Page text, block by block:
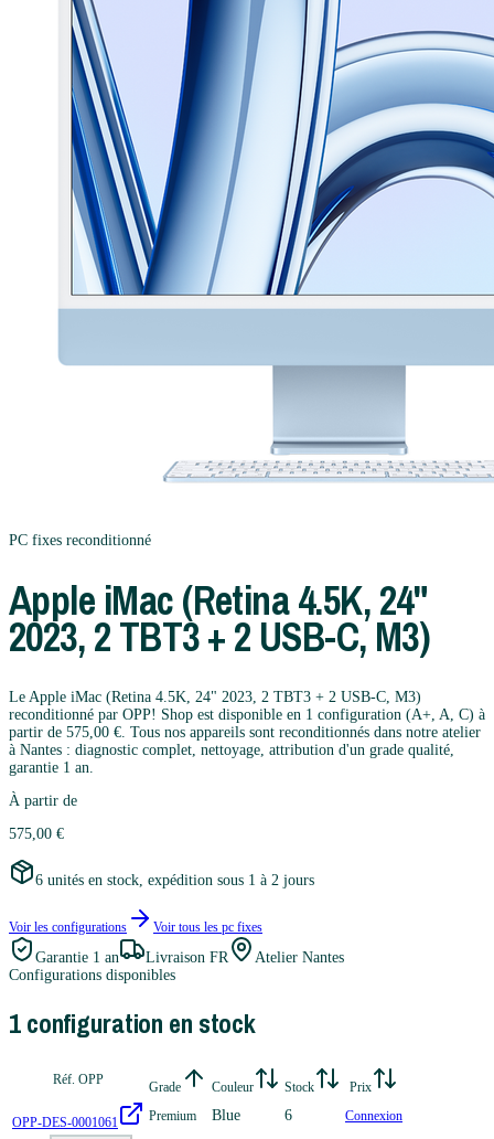
PC fixes reconditionné
Apple iMac (Retina 4.5K, 24"
2023, 2 TBT3 + 2 USB-C, M3)
Le Apple iMac (Retina 4.5K, 24" 2023, 2 TBT3 + 2 USB-C, M3)
reconditionné par OPP! Shop est disponible en 1 configuration (A+, A, C) à
partir de 575,00 €. Tous nos appareils sont reconditionnés dans notre atelier
à Nantes : diagnostic complet, nettoyage, attribution d'un grade qualité,
garantie 1 an.
À partir de
575,00 €
6 unités en stock, expédition sous 1 à 2 jours
Voir les configurations Voir tous les pc fixes
Garantie 1 an Livraison FR
Atelier Nantes
Configurations disponibles
1configuration en stock
Réf. OPP Grade Couleur Stock Prix
OPP-DES-0001061 Premium Blue 6 Connexion